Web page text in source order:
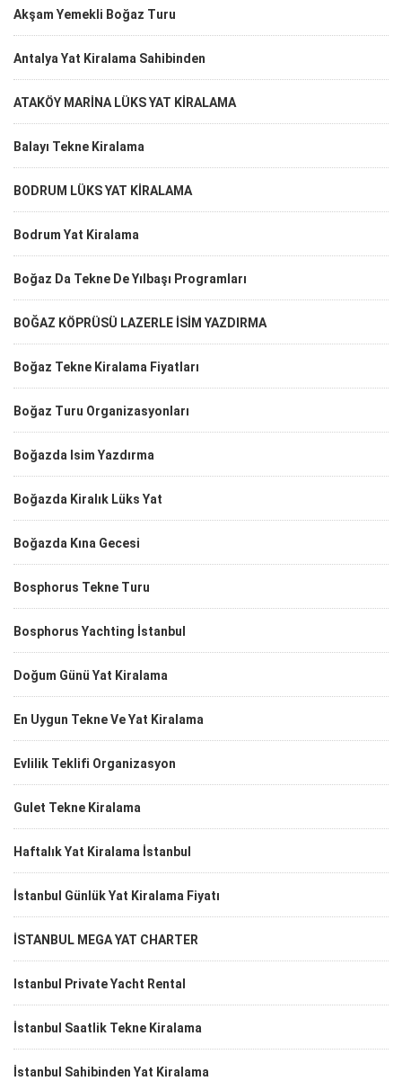
Akşam Yemekli Boğaz Turu
Antalya Yat Kiralama Sahibinden
ATAKÖY MARİNA LÜKS YAT KİRALAMA
Balayı Tekne Kiralama
BODRUM LÜKS YAT KİRALAMA
Bodrum Yat Kiralama
Boğaz Da Tekne De Yılbaşı Programları
BOĞAZ KÖPRÜSÜ LAZERLE İSİM YAZDIRMA
Boğaz Tekne Kiralama Fiyatları
Boğaz Turu Organizasyonları
Boğazda Isim Yazdırma
Boğazda Kiralık Lüks Yat
Boğazda Kına Gecesi
Bosphorus Tekne Turu
Bosphorus Yachting İstanbul
Doğum Günü Yat Kiralama
En Uygun Tekne Ve Yat Kiralama
Evlilik Teklifi Organizasyon
Gulet Tekne Kiralama
Haftalık Yat Kiralama İstanbul
İstanbul Günlük Yat Kiralama Fiyatı
İSTANBUL MEGA YAT CHARTER
Istanbul Private Yacht Rental
İstanbul Saatlik Tekne Kiralama
İstanbul Sahibinden Yat Kiralama